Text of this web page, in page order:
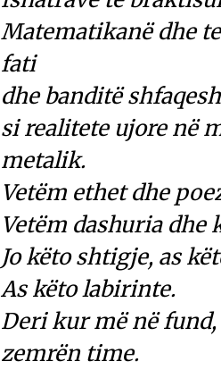
Matematikanë dhe
fati
dhe banditë
si realitete ujore në
metalik.
Vetëm ethet dhe
Vetëm dashuria dhe
Jo këto shtigje, as
As këto labirinte.
Deri kur më në
zemrën time.